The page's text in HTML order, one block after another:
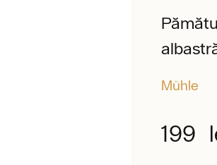
Mühle
199